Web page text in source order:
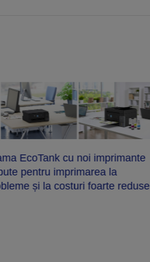
EcoTank cu noi imprimante
pentru imprimarea la
și la costuri foarte reduse